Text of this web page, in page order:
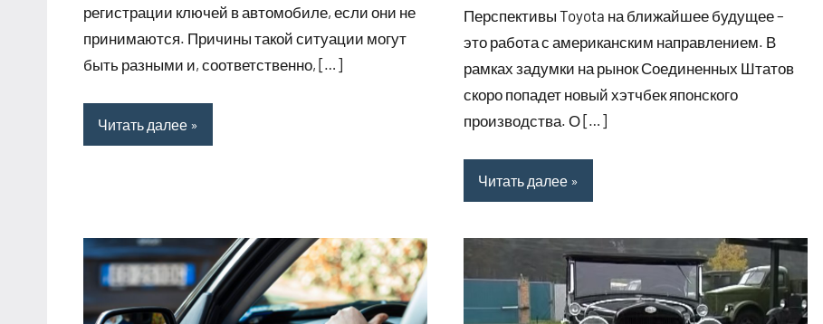
регистрации ключей в автомобиле, если они не
принимаются. Причины такой ситуации могут
быть разными и, соответственно, […]
Читать далее
Перспективы Toyota на ближайшее будущее –
это работа с американским направлением. В
рамках задумки на рынок Соединенных Штатов
скоро попадет новый хэтчбек японского
производства. О […]
Читать далее